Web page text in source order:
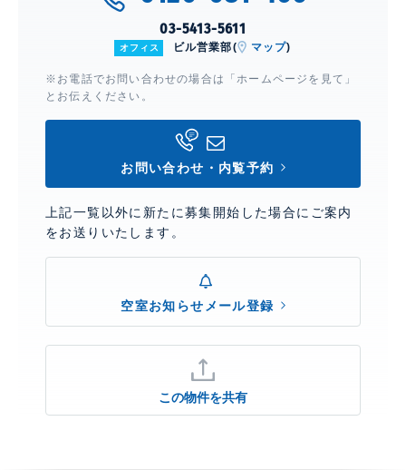
03-5413-5611
オフィス ビル営業部( マップ)
※お電話でお問い合わせの場合は「ホームページを見て」
とお伝えください。
お問い合わせ・内覧予約
上記一覧以外に新たに募集開始した場合にご案内
をお送りいたします。
空室お知らせメール登録
この物件を共有